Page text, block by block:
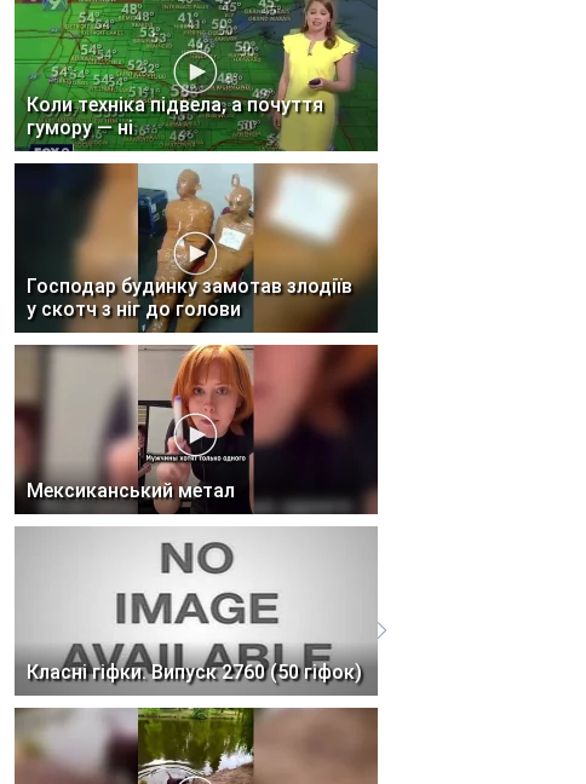
Коли техніка підвела, а почуття
гумору — ні
Господар будинку замотав злодіїв
у скотч з ніг до голови
Мексиканський метал
Класні гіфки. Випуск 2760 (50 гіфок)